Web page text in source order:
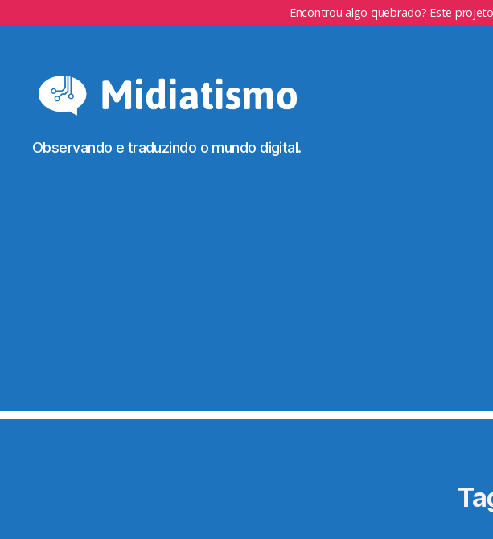
Encontrou algo quebrado? Este
Observando e traduzindo o mundo digital.